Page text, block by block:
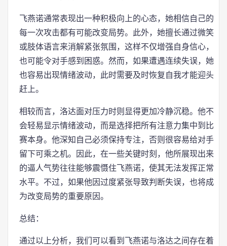
飞燕诺通常表现出一种积极向上的心态，她相信自己的
每一次攻击都有可能改变局势。此外，她擅长通过微笑
或肢体语言来消解紧张氛围，这样不仅增强自身信心，
也可能令对手感到困惑。然而，如果遭遇连续失误，她
也容易出现情绪波动，此时需要及时恢复自我才能迎头
赶上。
相较而言，洛达面对压力时则显得更加冷静沉稳。他不
会轻易显示情绪波动，而是选择把所有注意力集中到比
赛本身。他深知自己必须保持专注，否则很容易给对手
留下可乘之机。因此，在一些关键时刻，他所展现出来
的逼人气势往往能够震慑住飞燕诺，使其无法发挥正常
水平。不过，如果他因过度紧张导致判断失误，也将成
为改变局势的重要原因。
总结：
通过以上分析，我们可以看到飞燕诺与洛达之间存在着